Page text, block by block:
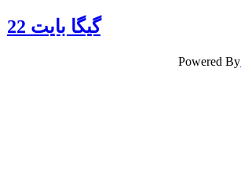
گيگا بايت 22
Powered By